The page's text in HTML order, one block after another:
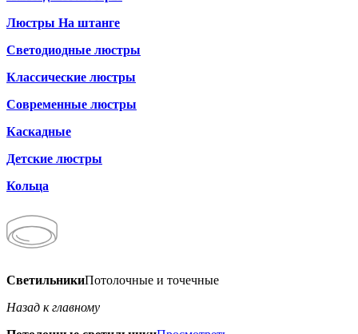
Люстры На штанге
Светодиодные люстры
Классические люстры
Современные люстры
Каскадные
Детские люстры
Кольца
СветильникиПотолочные и точечные
Назад к главному